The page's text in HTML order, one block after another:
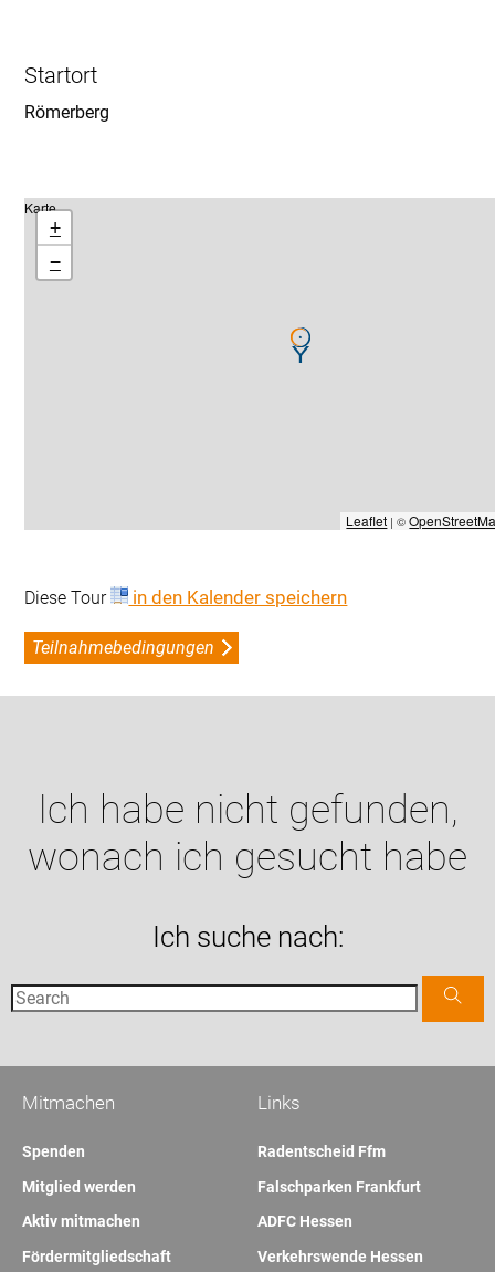
Startort
Römerberg
Karte
+
−
Leaflet | ©
Diese Tour in den Kalender speichern
Teilnahmebedingungen
Ich habe nicht gefunden,
wonach ich gesucht habe
Ich suche nach:
Links
Radentscheid Ffm
Falschparken Frankfurt
ADFC Hessen
Verkehrswende Hessen
Mitmachen
Spenden
Mitglied werden
Aktiv mitmachen
Fördermitgliedschaft